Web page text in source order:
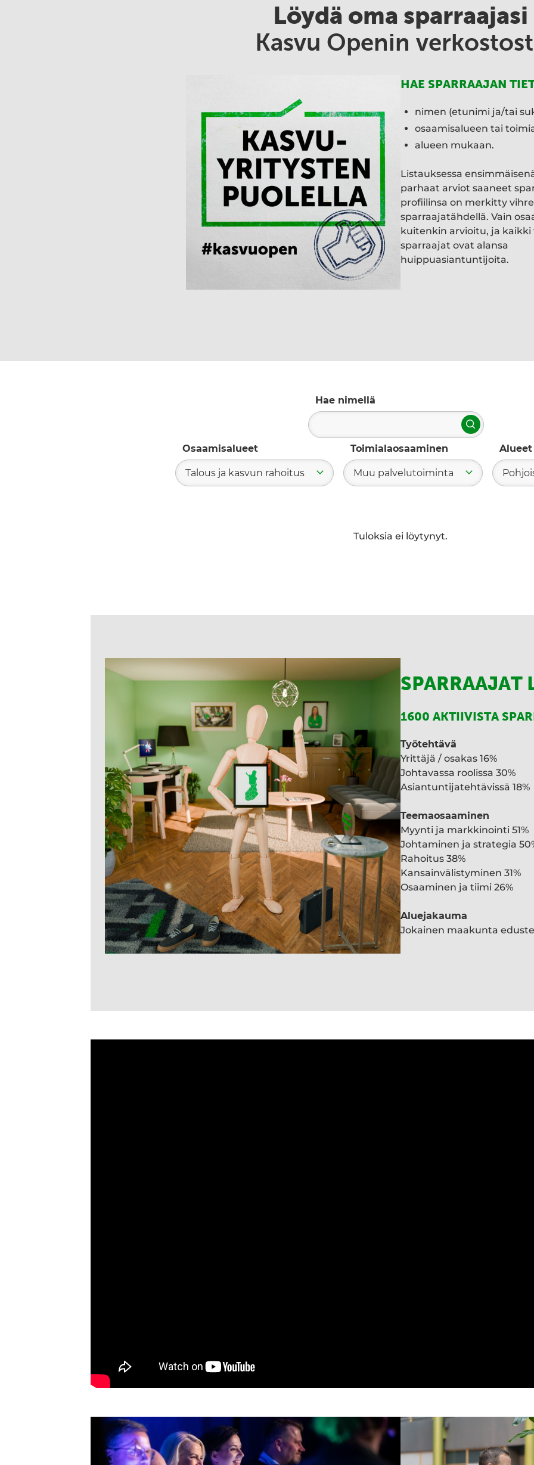
Löydä oma sparraajasi
Kasvu Openin
HAE SPARRAAJAN
nimen (etunimi ja/tai
osaamisalueen tai
alueen mukaan.
Listauksessa
parhaat arviot saaneet
profiilinsa on merkitty
sparraajatähdellä. Vain
kuitenkin arvioitu, ja
sparraajat ovat alansa
huippuasiantuntijoita.
Hae nimellä
Hae
Osaamisalueet
Talous ja kasvun rahoitus
Toimialaosaaminen
Muu palvelutoiminta
Alueet
Tuloksia ei löytynyt.
SPARRAAJAT
1600 AKTIIVISTA
Työtehtävä
Yrittäjä / osakas 16%
Johtavassa roolissa 30%
Asiantuntijatehtävissä 18%
Teemaosaaminen
Myynti ja markkinointi 51%
Johtaminen ja strategia
Rahoitus 38%
Kansainvälistyminen 31%
Osaaminen ja tiimi 26%
Aluejakauma
Jokainen maakunta